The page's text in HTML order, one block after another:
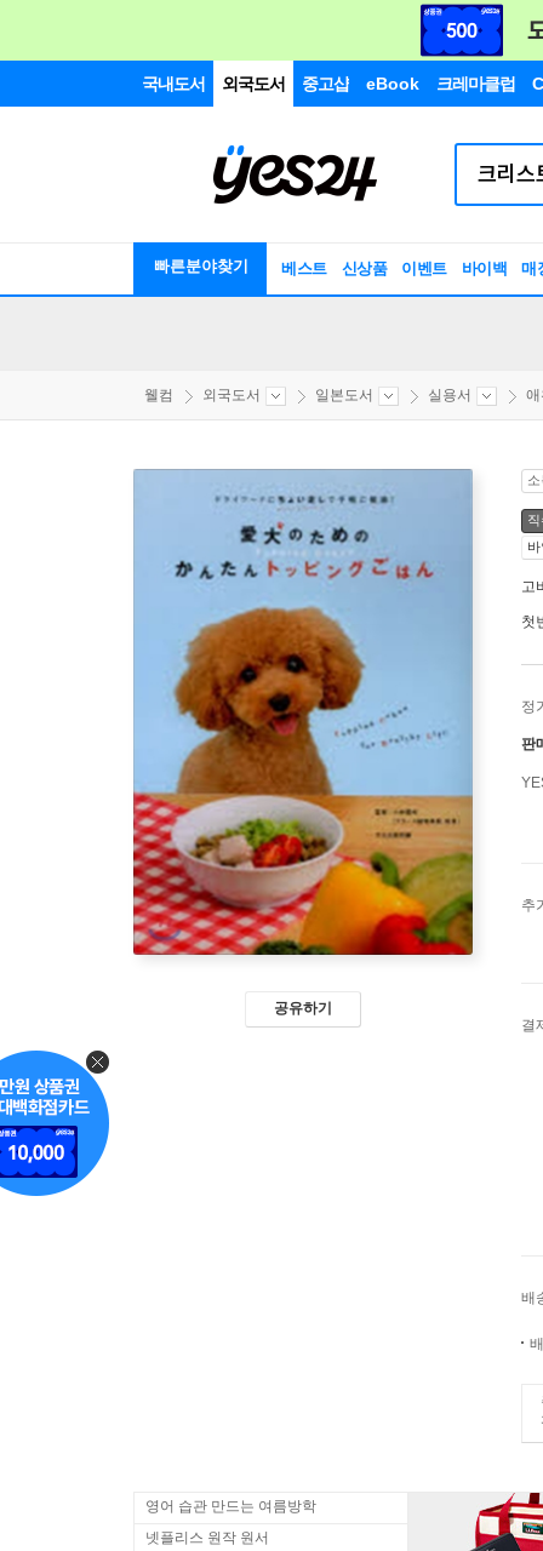
국내도서 외국도서 중고샵 eBook 크레마클럽
빠른분야찾기 베스트 신상품 이벤트 바이백 매
웰컴 외국도서 일본도서 실용서
공유하기
고
첫
정
판
추
결
배
영어 습관 만드는 여름방학
넷플리스 원작 원서